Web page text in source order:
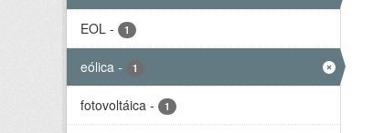
EOL - 1
eólica - 1
fotovoltáica - 1